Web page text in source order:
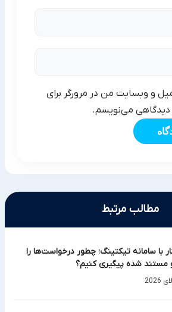
و وبسایت من در مرورگر برای
دیدگاهی می‌نویسم.
مطالب مرتبط
با سامانه تیکتینگ؛ چطور درخواست‌ها را
مستند شده پیگیری کنیم؟